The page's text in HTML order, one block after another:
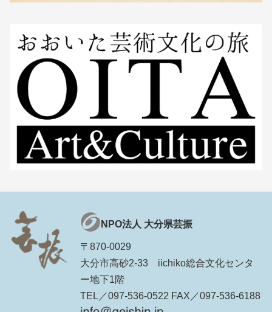
NPO法人 大分県芸振
〒870-0029
大分市高砂2-33 iichiko総合文化センタ
ー地下1階
TEL／097-536-0522 FAX／097-536-6188